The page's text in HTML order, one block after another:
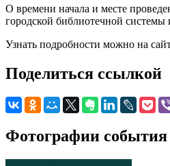
О времени начала и месте
городской библиотечной
Узнать подробности можно на
Поделиться ссылкой
Фотографии события